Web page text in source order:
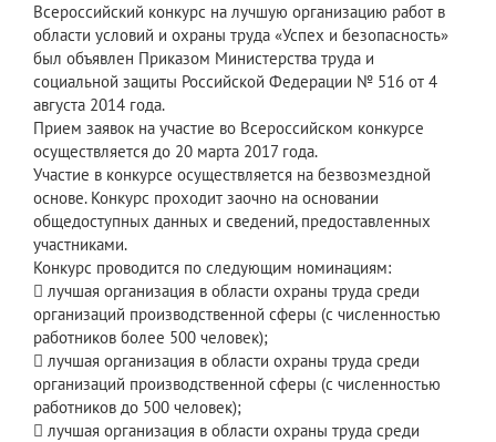
Всероссийский конкурс на лучшую организацию работ в
области условий и охраны труда «Успех и безопасность»
был объявлен Приказом Министерства труда и
социальной защиты Российской Федерации № 516 от 4
августа 2014 года.
Прием заявок на участие во Всероссийском конкурсе
осуществляется до 20 марта 2017 года.
Участие в конкурсе осуществляется на безвозмездной
основе. Конкурс проходит заочно на основании
общедоступных данных и сведений, предоставленных
участниками.
Конкурс проводится по следующим номинациям:
 лучшая организация в области охраны труда среди
организаций производственной сферы (с численностью
работников более 500 человек);
 лучшая организация в области охраны труда среди
организаций производственной сферы (с численностью
работников до 500 человек);
 лучшая организация в области охраны труда среди